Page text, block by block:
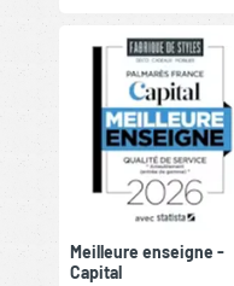
Meilleure enseigne -
Capital